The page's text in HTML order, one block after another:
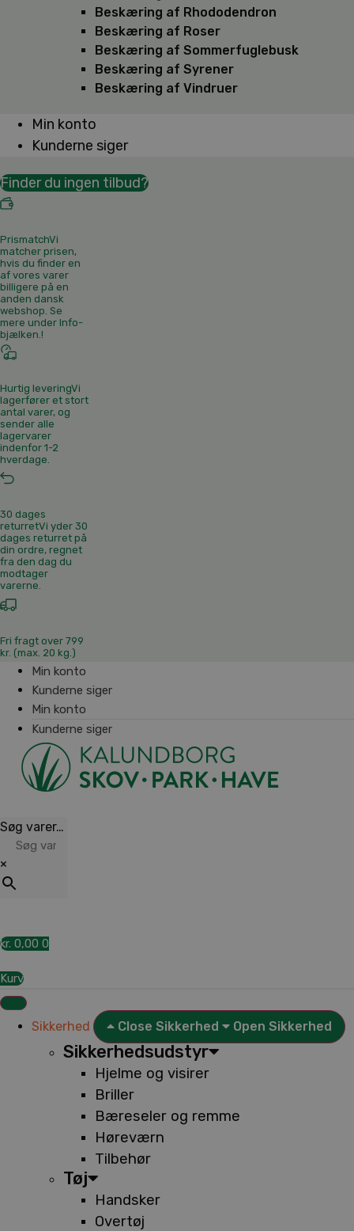
Beskæring af Rhododendron
Beskæring af Roser
Beskæring af Sommerfuglebusk
Beskæring af Syrener
Beskæring af Vindruer
Min konto
Kunderne siger
Finder du ingen tilbud?
PrismatchVi
matcher prisen,
hvis du finder en
af vores varer
billigere på en
anden dansk
webshop. Se
mere under Info-
bjælken.!
Hurtig leveringVi
lagerfører et stort
antal varer, og
sender alle
lagervarer
indenfor 1-2
hverdage.
30 dages
returretVi yder 30
dages returret på
din ordre, regnet
fra den dag du
modtager
varerne.
Fri fragt over 799
kr. (max. 20 kg.)
Min konto
Kunderne siger
Min konto
Kunderne siger
Søg varer…
×
kr. 0,00 0
Kurv
Sikkerhed Close Sikkerhed Open Sikkerhed
Sikkerhedsudstyr
Hjelme og visirer
Briller
Bæreseler og remme
Høreværn
Tilbehør
Tøj
Handsker
Overtøj